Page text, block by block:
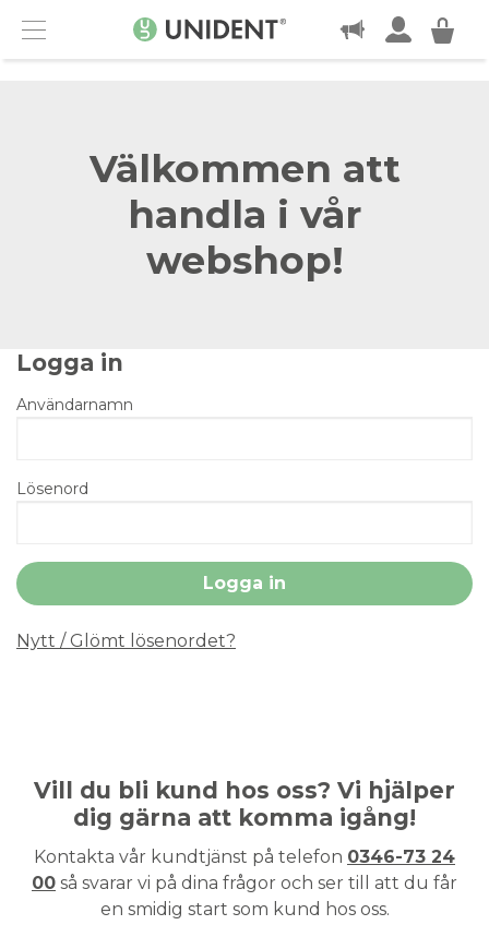
Menu
KONTAKT
Välkommen att
handla i vår
webshop!
Logga in
Användarnamn
Lösenord
Nytt / Glömt lösenordet?
Vill du bli kund hos oss? Vi hjälper
dig gärna att komma igång!
Kontakta vår kundtjänst på telefon 0346-73 24
00 så svarar vi på dina frågor och ser till att du får
en smidig start som kund hos oss.